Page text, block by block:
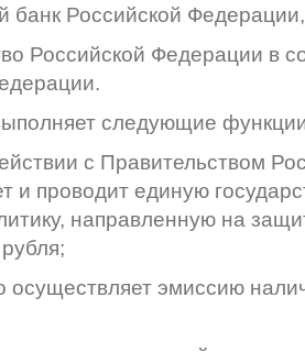
банк Российской Федерации,
Российской Федерации в
следующие
с Правительством
и проводит единую
направленную на
осуществляет эмиссию